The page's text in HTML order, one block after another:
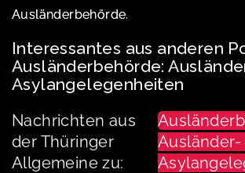
Ausländerbehörde.
Interessantes aus anderen
Ausländerbehörde:
Asylangelegenheiten
Nachrichten aus
der Thüringer
Allgemeine zu:
Ausländer-